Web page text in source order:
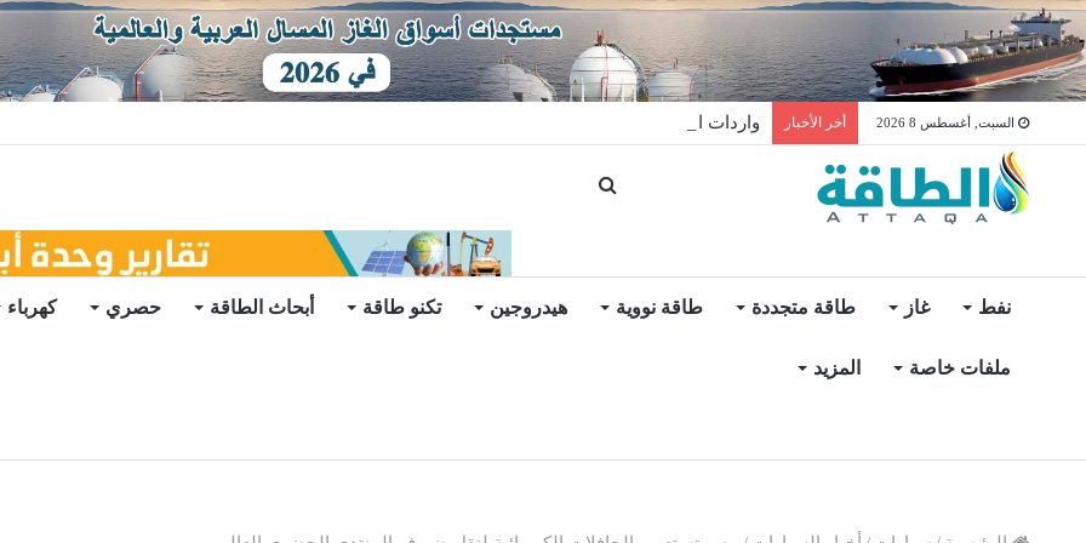
السبت, أغسطس 8 2026 أخر الأخبار واردات المغرب من الغاز ترتفع 15% في شهر يوليو
نفط غاز طاقة متجددة طاقة نووية هيدروجين تكنو طاقة أبحاث الطاقة حصري كهرباء
ملفات خاصة المزيد